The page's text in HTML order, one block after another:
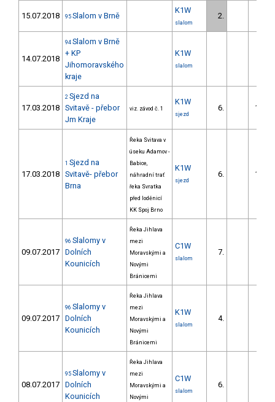
15.07.2018 95 Slalom v Brně
K1W
slalom
2.
14.07.2018
94 Slalom v Brně
+ KP
Jihomoravského
kraje
K1W
slalom
17.03.2018
2 Sjezd na
Svitavě - přebor
Jm Kraje
viz. závod č. 1
K1W
sjezd
6.
17.03.2018
1 Sjezd na
Svitavě- přebor
Brna
Řeka Svitava v
úseku Adamov -
Babice,
náhradní trať
řeka Svratka
před loděnicí
KK Spoj Brno
K1W
sjezd
6.
09.07.2017
96 Slalomy v
Dolních
Kounicích
Řeka Jihlava
mezi
Moravskými a
Novými
Bránicemi
C1W
slalom
7.
09.07.2017
96 Slalomy v
Dolních
Kounicích
Řeka Jihlava
mezi
Moravskými a
Novými
Bránicemi
K1W
slalom
4.
08.07.2017
95 Slalomy v
Dolních
Kounicích
Řeka Jihlava
mezi
Moravskými a
Novými
C1W
slalom
6.